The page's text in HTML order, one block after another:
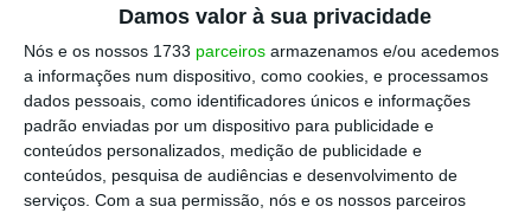
Damos valor à sua privacidade
Nós e os nossos 1733 parceiros armazenamos e/ou acedemos
a informações num dispositivo, como cookies, e processamos
dados pessoais, como identificadores únicos e informações
padrão enviadas por um dispositivo para publicidade e
conteúdos personalizados, medição de publicidade e
conteúdos, pesquisa de audiências e desenvolvimento de
serviços. Com a sua permissão, nós e os nossos parceiros
sobre o perfil do viajante português em
alojamento local.
O mesmo estudo estima também que, este
ano,1,7 milhões de viajantes residentes em
Portugal fiquem hospedados num alojamento